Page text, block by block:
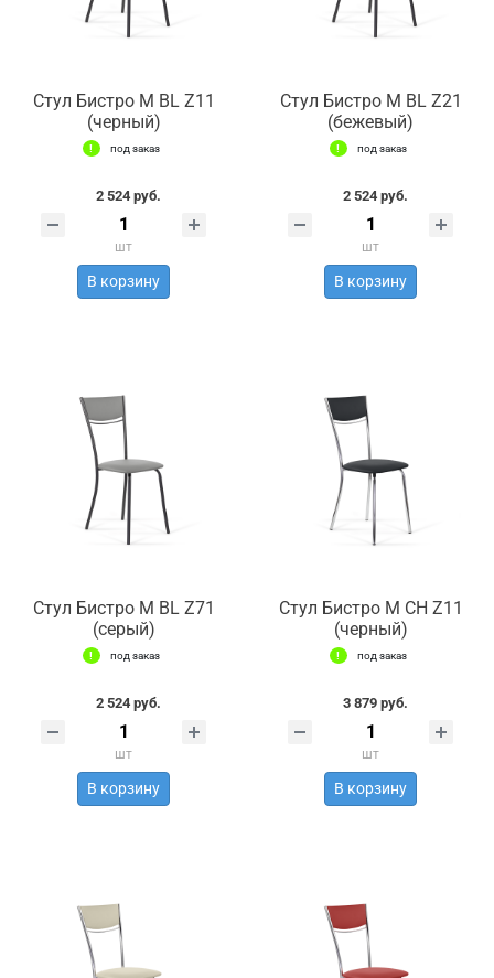
Стул Бистро М BL Z11
(черный)
под заказ
2 524 руб.
шт
В корзину
Стул Бистро М BL Z21
(бежевый)
под заказ
2 524 руб.
шт
В корзину
Стул Бистро М BL Z71
(серый)
под заказ
2 524 руб.
шт
В корзину
Стул Бистро М СН Z11
(черный)
под заказ
3 879 руб.
шт
В корзину